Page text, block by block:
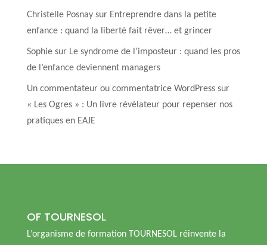
Christelle Posnaysur Entreprendre dans la petite
enfance : quand la liberté fait rêver… et grincer
Sophiesur Le syndrome de l’imposteur : quand les pros
de l’enfance deviennent managers
Un commentateur ou commentatrice WordPresssur
« Les Ogres » : Un livre révélateur pour repenser nos
pratiques en EAJE
OF TOURNESOL
L’organisme de formation TOURNESOL réinvente la